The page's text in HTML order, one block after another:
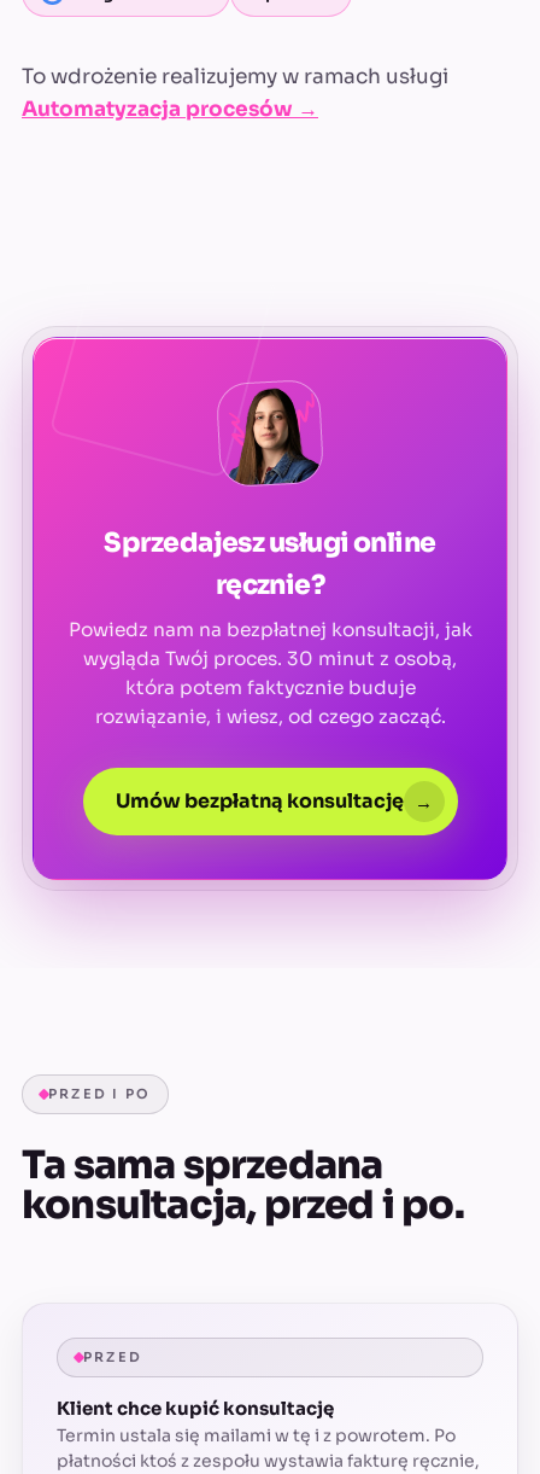
To wdrożenie realizujemy w ramach usługi
Automatyzacja procesów →
Sprzedajesz usługi online
ręcznie?
Powiedz nam na bezpłatnej konsultacji, jak
wygląda Twój proces. 30 minut z osobą,
która potem faktycznie buduje
rozwiązanie, i wiesz, od czego zacząć.
Umów bezpłatną konsultację →
PRZED I PO
Ta sama sprzedana
konsultacja, przed i po.
PRZED
Klient chce kupić konsultację
Termin ustala się mailami w tę i z powrotem. Po
płatności ktoś z zespołu wystawia fakturę ręcznie,